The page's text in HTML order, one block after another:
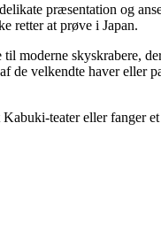
præsentation og
retter at prøve i Japan.
moderne skyskrabere,
velkendte haver eller
teater eller fanger